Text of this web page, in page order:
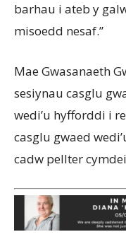
barhau i ateb y
misoedd nesaf.”
Mae Gwasanaeth
sesiynau casglu
wedi’u hyfforddi i
casglu gwaed
cadw pellter